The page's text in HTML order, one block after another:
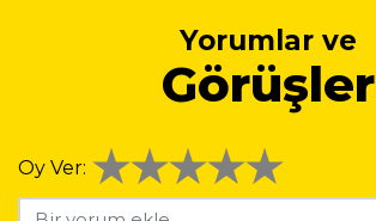
Yorumlar ve
Görüşler
Oy Ver: